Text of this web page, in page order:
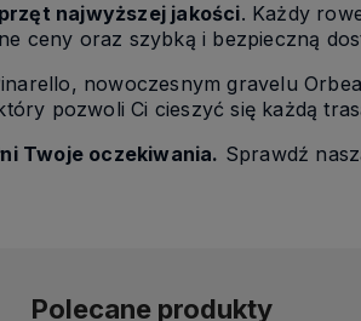
najwyższej jakości. Każdy
ceny oraz szybką i bezpieczną
nowoczesnym gravelu
pozwoli Ci cieszyć się każdą
Twoje oczekiwania. Sprawdź
Polecane produkty